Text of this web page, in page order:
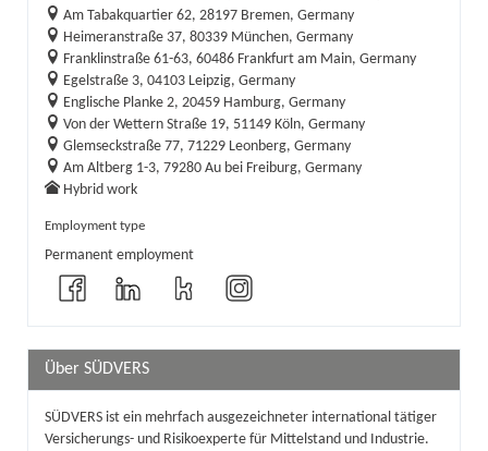
Am Tabakquartier 62, 28197 Bremen, Germany
Heimeranstraße 37, 80339 München, Germany
Franklinstraße 61-63, 60486 Frankfurt am Main, Germany
Egelstraße 3, 04103 Leipzig, Germany
Englische Planke 2, 20459 Hamburg, Germany
Von der Wettern Straße 19, 51149 Köln, Germany
Glemseckstraße 77, 71229 Leonberg, Germany
Am Altberg 1-3, 79280 Au bei Freiburg, Germany
Hybrid work
Employment type
Permanent employment
Über SÜDVERS
SÜDVERS ist ein mehrfach ausgezeichneter international tätiger
Versicherungs- und Risikoexperte für Mittelstand und Industrie.